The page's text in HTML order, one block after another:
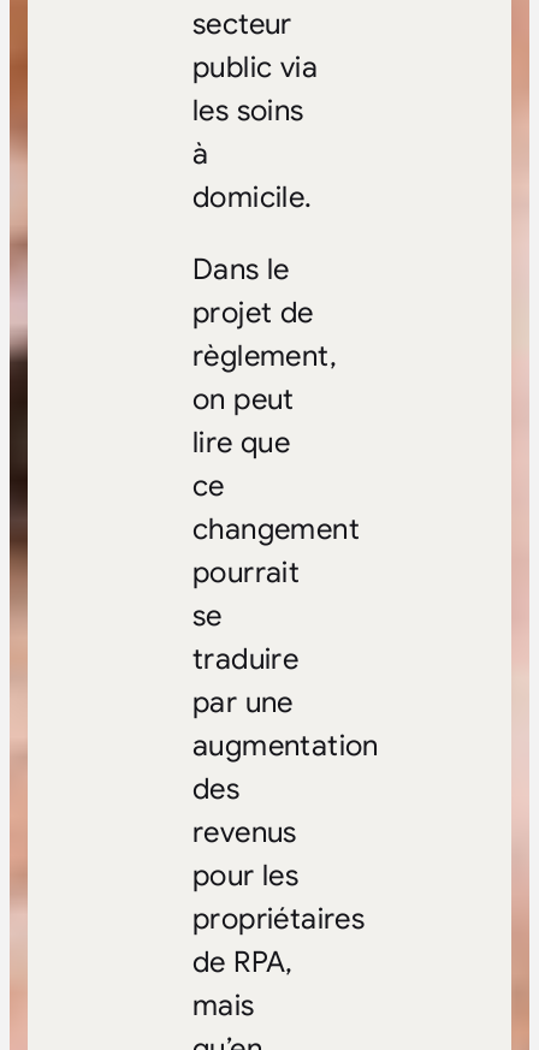
secteur
public via
les soins
à
domicile.
Dans le
projet de
règlement,
on peut
lire que
ce
changement
pourrait
se
traduire
par une
augmentation
des
revenus
pour les
propriétaires
de RPA,
mais